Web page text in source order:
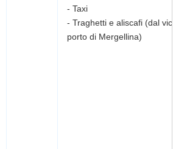
- Taxi
- Traghetti e aliscafi (dal vicino